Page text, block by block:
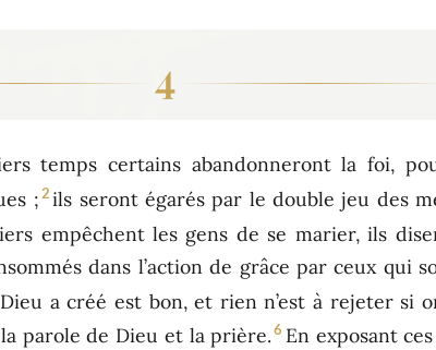
4
temps certains abandonneront la foi,
;2ils seront égarés par le double jeu des
empêchent les gens de se marier, ils
dans l’action de grâce par ceux qui
a créé est bon, et rien n’est à rejeter si
parole de Dieu et la prière. 6 En exposant